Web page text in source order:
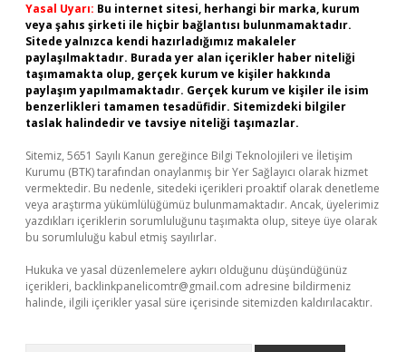
Yasal Uyarı: Bu internet sitesi, herhangi bir marka, kurum
veya şahıs şirketi ile hiçbir bağlantısı bulunmamaktadır.
Sitede yalnızca kendi hazırladığımız makaleler
paylaşılmaktadır. Burada yer alan içerikler haber niteliği
taşımamakta olup, gerçek kurum ve kişiler hakkında
paylaşım yapılmamaktadır. Gerçek kurum ve kişiler ile isim
benzerlikleri tamamen tesadüfidir. Sitemizdeki bilgiler
taslak halindedir ve tavsiye niteliği taşımazlar.
Sitemiz, 5651 Sayılı Kanun gereğince Bilgi Teknolojileri ve İletişim
Kurumu (BTK) tarafından onaylanmış bir Yer Sağlayıcı olarak hizmet
vermektedir. Bu nedenle, sitedeki içerikleri proaktif olarak denetleme
veya araştırma yükümlülüğümüz bulunmamaktadır. Ancak, üyelerimiz
yazdıkları içeriklerin sorumluluğunu taşımakta olup, siteye üye olarak
bu sorumluluğu kabul etmiş sayılırlar.
Hukuka ve yasal düzenlemelere aykırı olduğunu düşündüğünüz
içerikleri, backlinkpanelicomtr@gmail.com adresine bildirmeniz
halinde, ilgili içerikler yasal süre içerisinde sitemizden kaldırılacaktır.